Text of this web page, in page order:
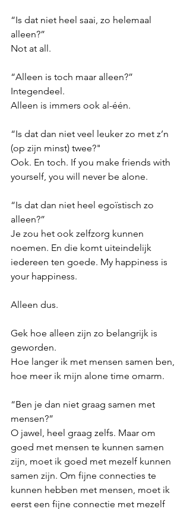
“Is dat niet heel saai, zo helemaal
alleen?”
Not at all.
“Alleen is toch maar alleen?”
Integendeel.
Alleen is immers ook al-één.
“Is dat dan niet veel leuker zo met z’n
(op zijn minst) twee?"
Ook. En toch. If you make friends with
yourself, you will never be alone.
“Is dat dan niet heel egoïstisch zo
alleen?”
Je zou het ook zelfzorg kunnen
noemen. En die komt uiteindelijk
iedereen ten goede. My happiness is
your happiness.
Alleen dus.
Gek hoe alleen zijn zo belangrijk is
geworden.
Hoe langer ik met mensen samen ben,
hoe meer ik mijn alone time omarm.
“Ben je dan niet graag samen met
mensen?”
O jawel, heel graag zelfs. Maar om
goed met mensen te kunnen samen
zijn, moet ik goed met mezelf kunnen
samen zijn. Om fijne connecties te
kunnen hebben met mensen, moet ik
eerst een fijne connectie met mezelf